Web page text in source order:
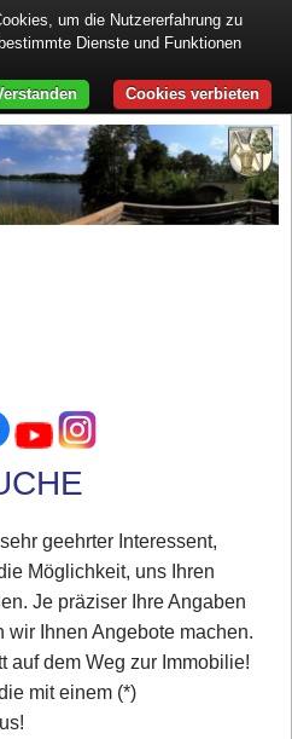
geehrter Interessent,
Möglichkeit, uns Ihren
Je präziser Ihre Angaben
Ihnen Angebote machen.
auf dem Weg zur Immobilie!
mit einem (*)
um die Nutzererfahrung zu
Dienste und Funktionen
Cookies verbieten